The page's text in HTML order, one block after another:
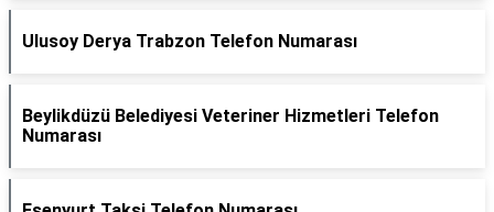
Ulusoy Derya Trabzon Telefon Numarası
Beylikdüzü Belediyesi Veteriner Hizmetleri Telefon
Numarası